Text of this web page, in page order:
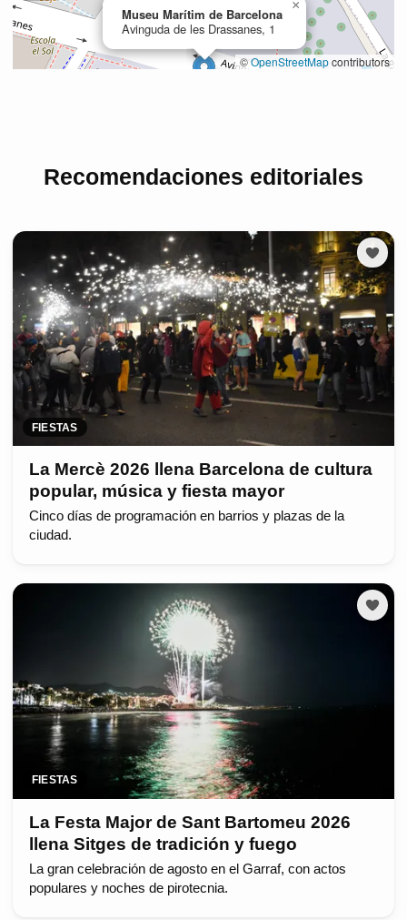
Recomendaciones editoriales
FIESTAS
La Mercè 2026 llena Barcelona de cultura
popular, música y fiesta mayor
Cinco días de programación en barrios y plazas de la
ciudad.
FIESTAS
La Festa Major de Sant Bartomeu 2026
llena Sitges de tradición y fuego
La gran celebración de agosto en el Garraf, con actos
populares y noches de pirotecnia.